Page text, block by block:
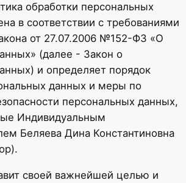
обработки персональных
в соответствии с требованиями
от 27.07.2006 №152-ФЗ «О
(далее - Закон о
и определяет порядок
данных и меры по
персональных данных,
Индивидуальным
Беляева Дина Константиновна
своей важнейшей целью и